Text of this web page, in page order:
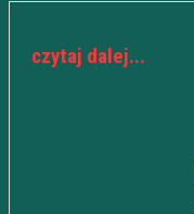
czytaj dalej...